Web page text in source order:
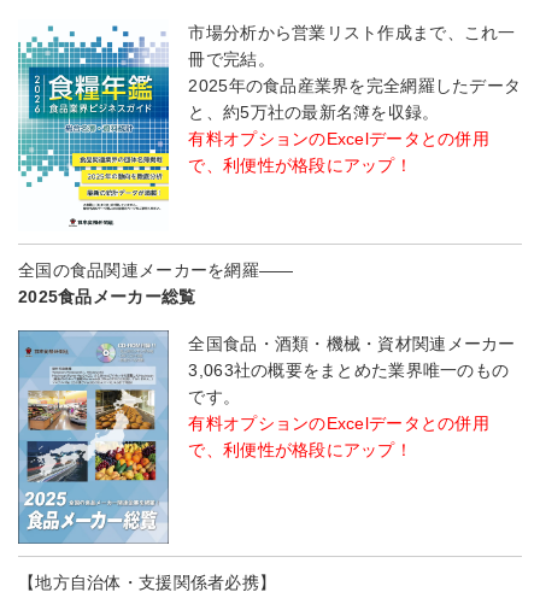
市場分析から営業リスト作成まで、これ一
冊で完結。
2025年の食品産業界を完全網羅したデータ
と、約5万社の最新名簿を収録。
有料オプションのExcelデータとの併用
で、利便性が格段にアップ！
全国の食品関連メーカーを網羅――
2025食品メーカー総覧
全国食品・酒類・機械・資材関連メーカー
3,063社の概要をまとめた業界唯一のもの
です。
有料オプションのExcelデータとの併用
で、利便性が格段にアップ！
【地方自治体・支援関係者必携】